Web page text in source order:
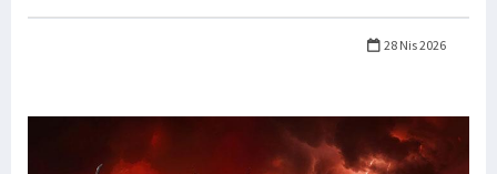
28 Nis 2026